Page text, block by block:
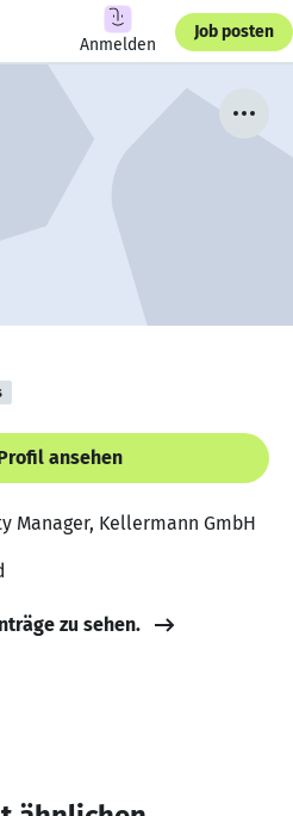
Anmelden
Job posten
ansehen
Manager, Kellermann GmbH
zu sehen.